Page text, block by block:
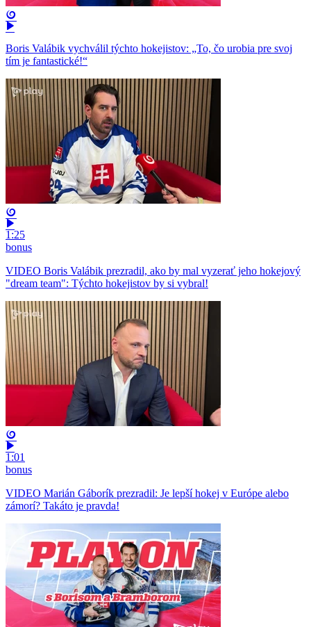
Boris Valábik vychválil týchto hokejistov: „To, čo urobia pre svoj
tím je fantastické!“
1:25
bonus
VIDEO Boris Valábik prezradil, ako by mal vyzerať jeho hokejový
"dream team": Týchto hokejistov by si vybral!
1:01
bonus
VIDEO Marián Gáborík prezradil: Je lepší hokej v Európe alebo
zámorí? Takáto je pravda!